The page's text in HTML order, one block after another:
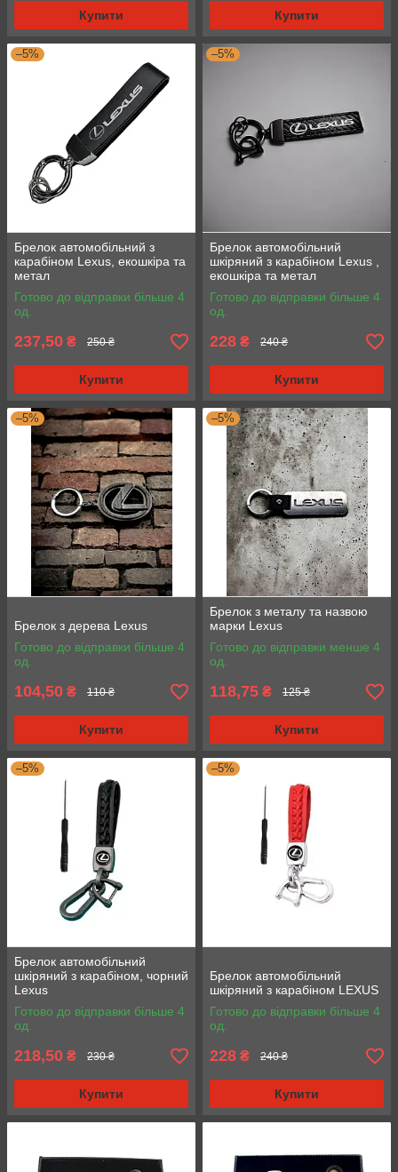
Купити Купити
–5%
Брелок автомобільний з
карабіном Lexus, екошкіра та
метал
Готово до відправки більше 4
од.
237,50 ₴ 250 ₴
Купити
–5%
Брелок автомобільний
шкіряний з карабіном Lexus ,
екошкіра та метал
Готово до відправки більше 4
од.
228 ₴ 240 ₴
Купити
–5%
Брелок з дерева Lexus
Готово до відправки більше 4
од.
104,50 ₴ 110 ₴
Купити
–5%
Брелок з металу та назвою
марки Lexus
Готово до відправки менше 4
од.
118,75 ₴ 125 ₴
Купити
–5%
Брелок автомобільний
шкіряний з карабіном, чорний
Lexus
Готово до відправки більше 4
од.
218,50 ₴ 230 ₴
Купити
–5%
Брелок автомобільний
шкіряний з карабіном LEXUS
Готово до відправки більше 4
од.
228 ₴ 240 ₴
Купити